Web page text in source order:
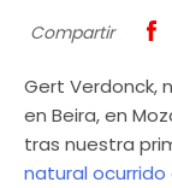
Compartir
Gert Verdonck,
en Beira, en
tras nuestra
natural ocurrido